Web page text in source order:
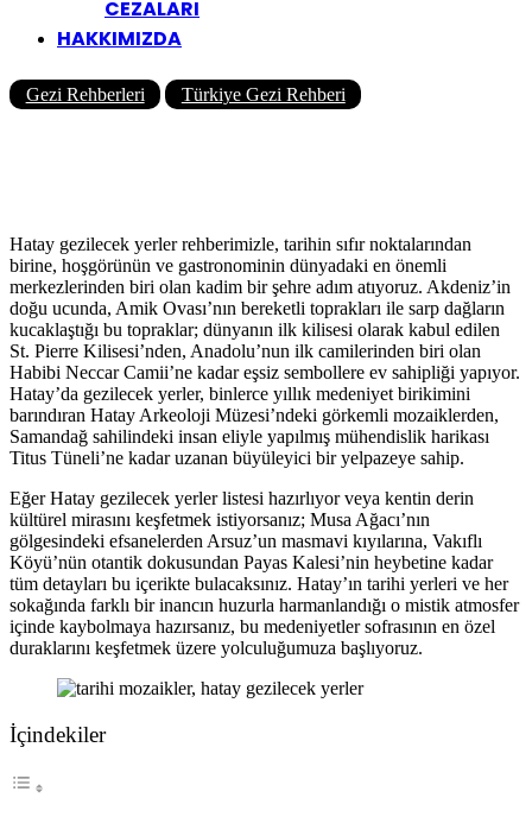
CEZALARI
HAKKIMIZDA
Gezi Rehberleri Türkiye Gezi Rehberi
Hatay gezilecek yerler rehberimizle, tarihin sıfır noktalarından
birine, hoşgörünün ve gastronominin dünyadaki en önemli
merkezlerinden biri olan kadim bir şehre adım atıyoruz. Akdeniz’in
doğu ucunda, Amik Ovası’nın bereketli toprakları ile sarp dağların
kucaklaştığı bu topraklar; dünyanın ilk kilisesi olarak kabul edilen
St. Pierre Kilisesi’nden, Anadolu’nun ilk camilerinden biri olan
Habibi Neccar Camii’ne kadar eşsiz sembollere ev sahipliği yapıyor.
Hatay’da gezilecek yerler, binlerce yıllık medeniyet birikimini
barındıran Hatay Arkeoloji Müzesi’ndeki görkemli mozaiklerden,
Samandağ sahilindeki insan eliyle yapılmış mühendislik harikası
Titus Tüneli’ne kadar uzanan büyüleyici bir yelpazeye sahip.
Eğer Hatay gezilecek yerler listesi hazırlıyor veya kentin derin
kültürel mirasını keşfetmek istiyorsanız; Musa Ağacı’nın
gölgesindeki efsanelerden Arsuz’un masmavi kıyılarına, Vakıflı
Köyü’nün otantik dokusundan Payas Kalesi’nin heybetine kadar
tüm detayları bu içerikte bulacaksınız. Hatay’ın tarihi yerleri ve her
sokağında farklı bir inancın huzurla harmanlandığı o mistik atmosfer
içinde kaybolmaya hazırsanız, bu medeniyetler sofrasının en özel
duraklarını keşfetmek üzere yolculuğumuza başlıyoruz.
İçindekiler